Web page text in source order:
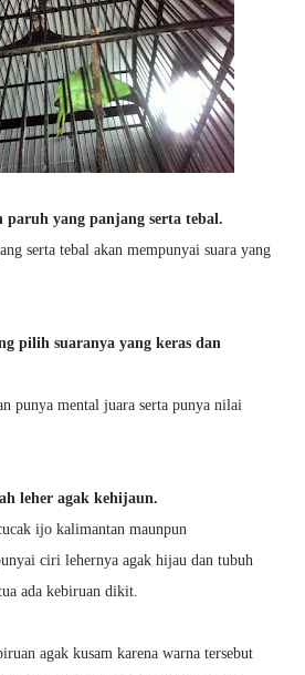
paruh yang panjang serta tebal.
serta tebal akan mempunyai suara yang
pilih suaranya yang keras dan
punya mental juara serta punya nilai
leher agak kehijaun.
ijo kalimantan maunpun
ciri lehernya agak hijau dan tubuh
ada kebiruan dikit.
agak kusam karena warna tersebut